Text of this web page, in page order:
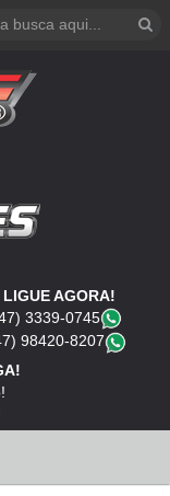
LIGUE AGORA!
3339-0745
98420-8207